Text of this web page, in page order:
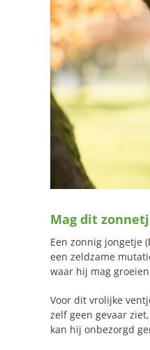
Mag dit
Een zonnig jongetje
een zeldzame
waar hij mag
Voor dit vrolijke
zelf geen gevaar
kan hij onbezorgd